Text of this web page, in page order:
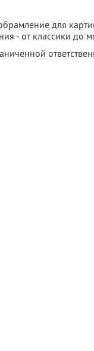
для
- от классики до